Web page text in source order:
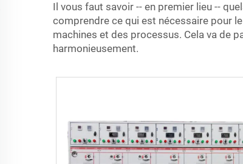
Il vous faut savoir -- en premier lieu --
comprendre ce qui est nécessaire pour
machines et des processus. Cela va de
harmonieusement.